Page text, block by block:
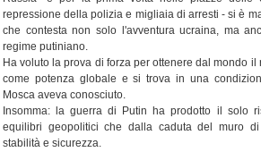
repressione della polizia e migliaia di arresti - si è
che contesta non solo l'avventura ucraina, ma
regime putiniano.
Ha voluto la prova di forza per ottenere dal mondo
come potenza globale e si trova in una
Mosca aveva conosciuto.
Insomma: la guerra di Putin ha prodotto il solo
equilibri geopolitici che dalla caduta del muro
stabilità e sicurezza.